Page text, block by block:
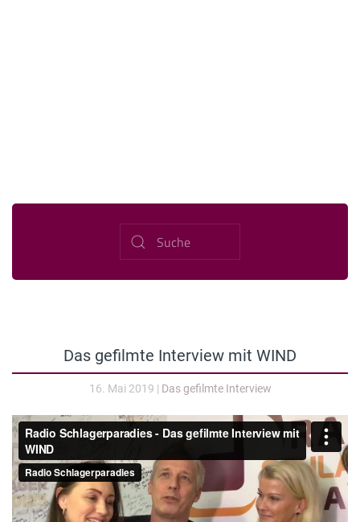
Das gefilmte Interview mit WIND
16. Mai 2019 | Das gefilmte Interview